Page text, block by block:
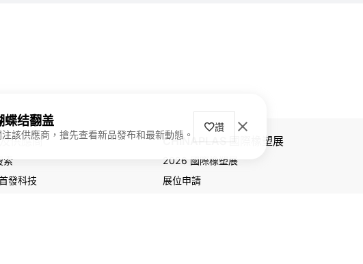
蝶结翻盖
該供應商，搶先查看新品發布和最新動態。
讚
供應商
索
發科技
CHINAPLAS 國際橡塑展
2026 國際橡塑展
展位申請